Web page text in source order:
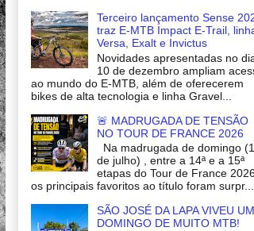
Terceiro lançamento Sense
traz E-MTB Impact E-Trail,
Versa, Exalt e Invictus
Novidades apresentadas no
10 de dezembro ampliam
ao mundo do E-MTB, além de oferecerem
bikes de alta tecnologia e linha Gravel...
🚨 MADRUGADA DE TENSÃO
NO TOUR DE FRANCE 2026
Na madrugada de domingo
de julho) , entre a 14ª e a 15ª
etapas do Tour de France
os principais favoritos ao título foram surpr...
SÃO JOSÉ DA LAPA VIVEU UM
DOMINGO DE MUITO MTB!